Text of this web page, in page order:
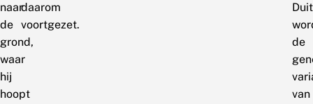
naar
de
grond,
waar
hij
hoopt
daarom
voortgezet.
de
van